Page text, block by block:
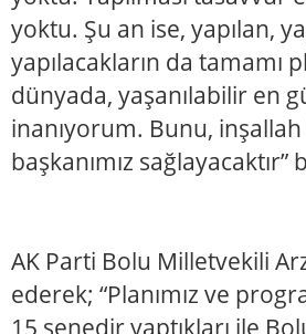
yoktu. Şu an ise, yapılan,
yapılacakların da
dünyada, yaşanılabilir en
inanıyorum. Bunu,
başkanımız
AK Parti Bolu Milletvekili
ederek; “Planımız ve
15 senedir yaptıkları ile